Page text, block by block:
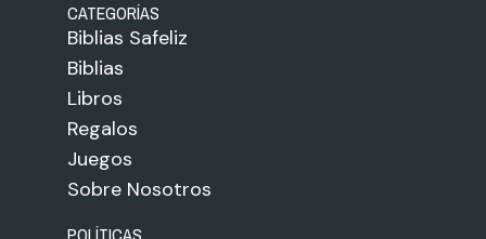
CATEGORÍAS
Biblias Safeliz
Biblias
Libros
Regalos
Juegos
Sobre Nosotros